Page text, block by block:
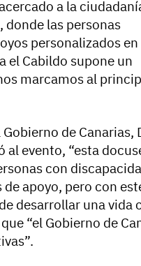
a la
las personas
personalizados en
el Cabildo supone un
marcamos al
de Canarias,
al evento, “esta
con
apoyo, pero con
desarrollar una vida
“el Gobierno de